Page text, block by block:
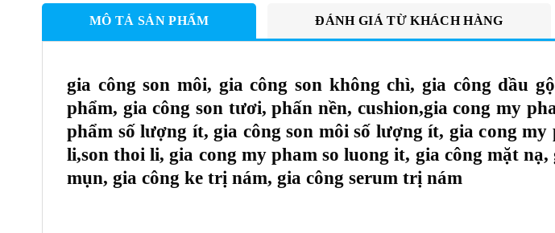
MÔ TẢ SẢN PHẨM ĐÁNH GIÁ TỪ KHÁCH HÀNG
gia công son môi, gia công son không chì, gia công
phẩm, gia công son tươi, phấn nền, cushion,gia cong my
phẩm số lượng ít, gia công son môi số lượng ít, gia cong
li,son thoi li, gia cong my pham so luong it, gia công mặt
mụn, gia công ke trị nám, gia công serum trị nám